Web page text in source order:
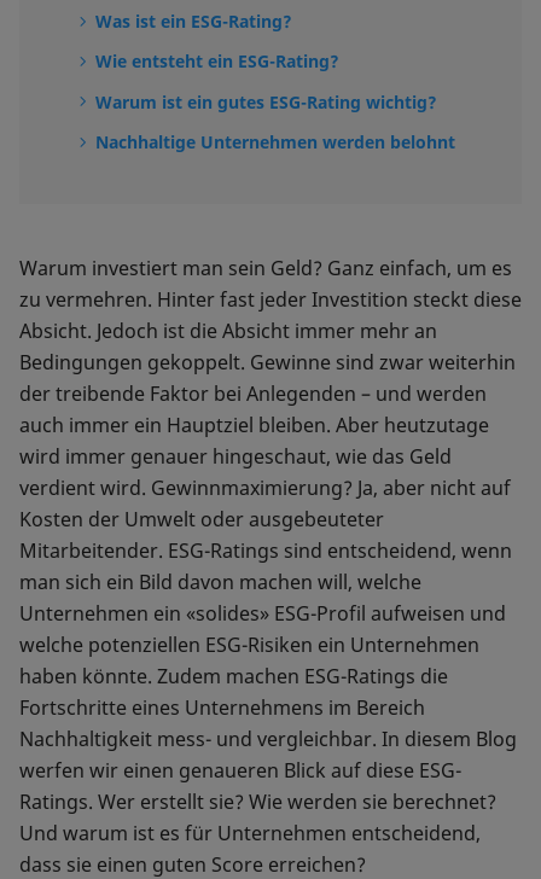
Was ist ein ESG-Rating?
Wie entsteht ein ESG-Rating?
Warum ist ein gutes ESG-Rating wichtig?
Nachhaltige Unternehmen werden belohnt
Warum investiert man sein Geld? Ganz einfach, um es
zu vermehren. Hinter fast jeder Investition steckt diese
Absicht. Jedoch ist die Absicht immer mehr an
Bedingungen gekoppelt. Gewinne sind zwar weiterhin
der treibende Faktor bei Anlegenden – und werden
auch immer ein Hauptziel bleiben. Aber heutzutage
wird immer genauer hingeschaut, wie das Geld
verdient wird. Gewinnmaximierung? Ja, aber nicht auf
Kosten der Umwelt oder ausgebeuteter
Mitarbeitender. ESG-Ratings sind entscheidend, wenn
man sich ein Bild davon machen will, welche
Unternehmen ein «solides» ESG-Profil aufweisen und
welche potenziellen ESG-Risiken ein Unternehmen
haben könnte. Zudem machen ESG-Ratings die
Fortschritte eines Unternehmens im Bereich
Nachhaltigkeit mess- und vergleichbar. In diesem Blog
werfen wir einen genaueren Blick auf diese ESG-
Ratings. Wer erstellt sie? Wie werden sie berechnet?
Und warum ist es für Unternehmen entscheidend,
dass sie einen guten Score erreichen?